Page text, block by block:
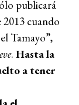
publicará
cuando
Tamayo”,
.Hasta la
a tener